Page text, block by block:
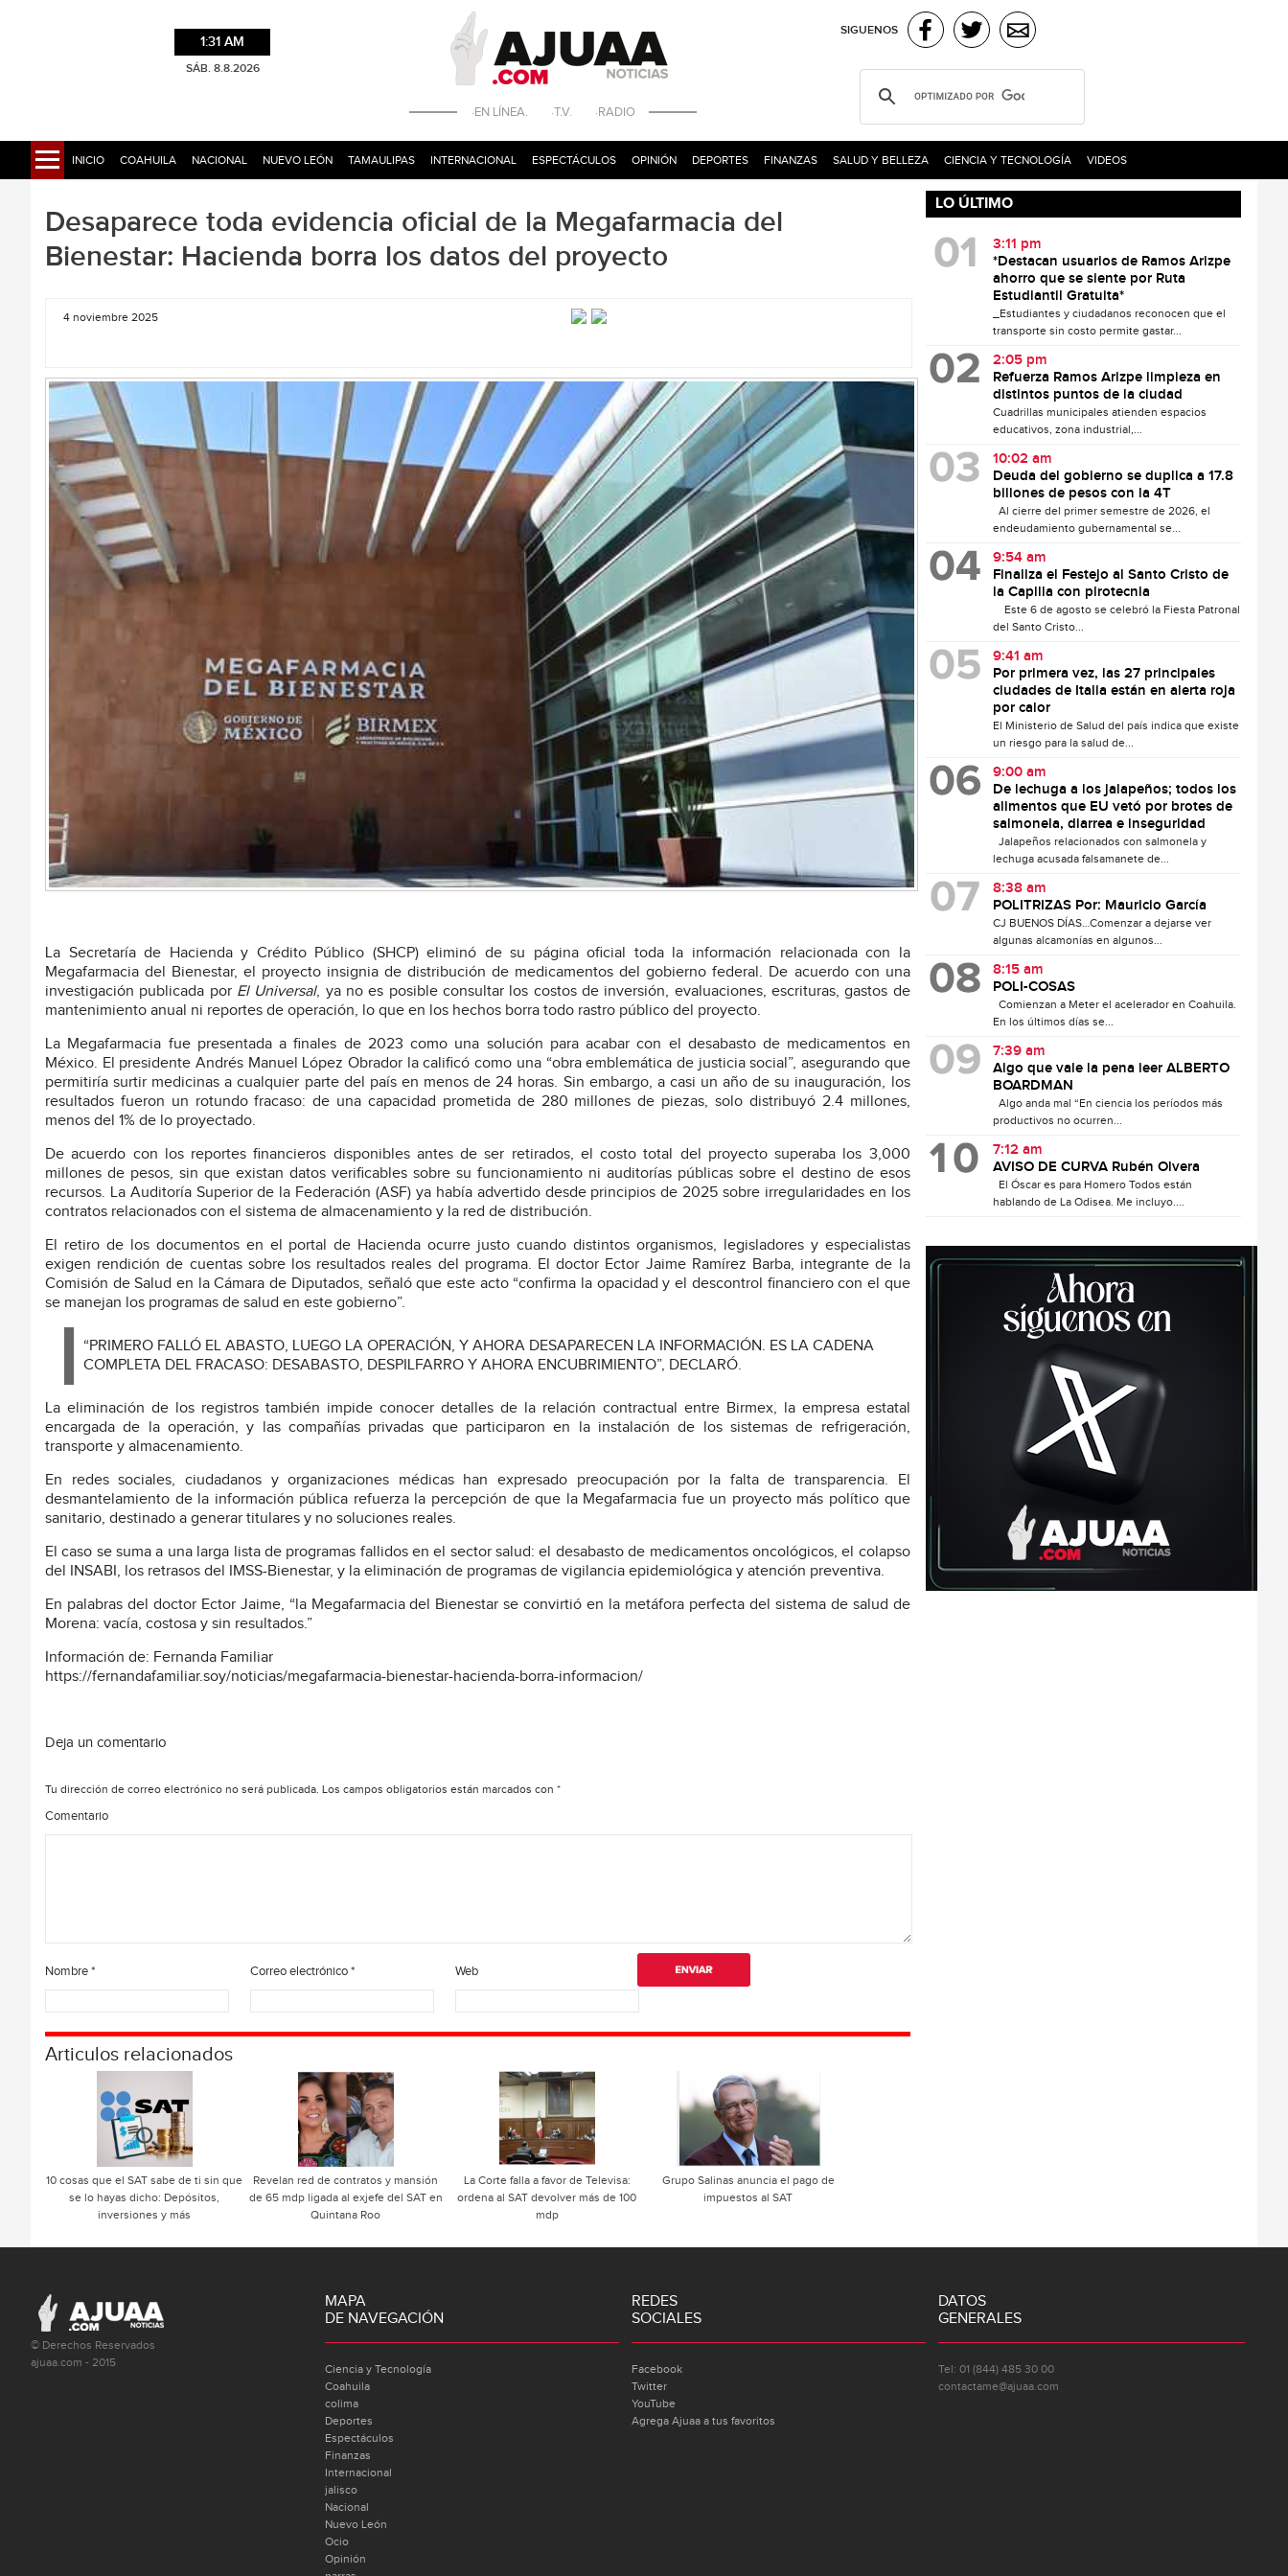
1:31 AM
SÁB. 8.8.2026
·EN LÍNEA. ·T.V. ·RADIO
SIGUENOS
INICIO COAHUILA NACIONAL NUEVO LEÓN TAMAULIPAS INTERNACIONAL ESPECTÁCULOS OPINIÓN DEPORTES FINANZAS SALUD Y BELLEZA CIENCIA Y TECNOLOGÍA VIDEOS
Desaparece toda evidencia oficial de la Megafarmacia del
Bienestar: Hacienda borra los datos del proyecto
4 noviembre 2025
La Secretaría de Hacienda y Crédito Público (SHCP) eliminó de su página oficial toda la información relacionada con la
Megafarmacia del Bienestar, el proyecto insignia de distribución de medicamentos del gobierno federal. De acuerdo con una
investigación publicada por El Universal, ya no es posible consultar los costos de inversión, evaluaciones, escrituras, gastos de
mantenimiento anual ni reportes de operación, lo que en los hechos borra todo rastro público del proyecto.
La Megafarmacia fue presentada a finales de 2023 como una solución para acabar con el desabasto de medicamentos en
México. El presidente Andrés Manuel López Obrador la calificó como una “obra emblemática de justicia social”, asegurando que
permitiría surtir medicinas a cualquier parte del país en menos de 24 horas. Sin embargo, a casi un año de su inauguración, los
resultados fueron un rotundo fracaso: de una capacidad prometida de 280 millones de piezas, solo distribuyó 2.4 millones,
menos del 1% de lo proyectado.
De acuerdo con los reportes financieros disponibles antes de ser retirados, el costo total del proyecto superaba los 3,000
millones de pesos, sin que existan datos verificables sobre su funcionamiento ni auditorías públicas sobre el destino de esos
recursos. La Auditoría Superior de la Federación (ASF) ya había advertido desde principios de 2025 sobre irregularidades en los
contratos relacionados con el sistema de almacenamiento y la red de distribución.
El retiro de los documentos en el portal de Hacienda ocurre justo cuando distintos organismos, legisladores y especialistas
exigen rendición de cuentas sobre los resultados reales del programa. El doctor Ector Jaime Ramírez Barba, integrante de la
Comisión de Salud en la Cámara de Diputados, señaló que este acto “confirma la opacidad y el descontrol financiero con el que
se manejan los programas de salud en este gobierno”.
“PRIMERO FALLÓ EL ABASTO, LUEGO LA OPERACIÓN, Y AHORA DESAPARECEN LA INFORMACIÓN. ES LA CADENA
COMPLETA DEL FRACASO: DESABASTO, DESPILFARRO Y AHORA ENCUBRIMIENTO”, DECLARÓ.
La eliminación de los registros también impide conocer detalles de la relación contractual entre Birmex, la empresa estatal
encargada de la operación, y las compañías privadas que participaron en la instalación de los sistemas de refrigeración,
transporte y almacenamiento.
En redes sociales, ciudadanos y organizaciones médicas han expresado preocupación por la falta de transparencia. El
desmantelamiento de la información pública refuerza la percepción de que la Megafarmacia fue un proyecto más político que
sanitario, destinado a generar titulares y no soluciones reales.
El caso se suma a una larga lista de programas fallidos en el sector salud: el desabasto de medicamentos oncológicos, el colapso
del INSABI, los retrasos del IMSS-Bienestar, y la eliminación de programas de vigilancia epidemiológica y atención preventiva.
En palabras del doctor Ector Jaime, “la Megafarmacia del Bienestar se convirtió en la metáfora perfecta del sistema de salud de
Morena: vacía, costosa y sin resultados.”
Información de: Fernanda Familiar
https://fernandafamiliar.soy/noticias/megafarmacia-bienestar-hacienda-borra-informacion/
Deja un comentario
Tu dirección de correo electrónico no será publicada. Los campos obligatorios están marcados con *
Comentario
Nombre* Correo electrónico* Web
Articulos relacionados
10 cosas que el SAT sabe de ti sin que
se lo hayas dicho: Depósitos,
inversiones y más
Revelan red de contratos y mansión
de 65 mdp ligada al exjefe del SAT en
Quintana Roo
La Corte falla a favor de Televisa:
ordena al SAT devolver más de 100
mdp
Grupo Salinas anuncia el pago de
impuestos al SAT
LO ÚLTIMO
3:11 pm
*Destacan usuarios de Ramos Arizpe
ahorro que se siente por Ruta
Estudiantil Gratuita*
_Estudiantes y ciudadanos reconocen que el
transporte sin costo permite gastar...
2:05 pm
Refuerza Ramos Arizpe limpieza en
distintos puntos de la ciudad
Cuadrillas municipales atienden espacios
educativos, zona industrial,...
10:02 am
Deuda del gobierno se duplica a 17.8
billones de pesos con la 4T
Al cierre del primer semestre de 2026, el
endeudamiento gubernamental se...
9:54 am
Finaliza el Festejo al Santo Cristo de
la Capilla con pirotecnia
Este 6 de agosto se celebró la Fiesta Patronal
del Santo Cristo...
9:41 am
Por primera vez, las 27 principales
ciudades de Italia están en alerta roja
por calor
El Ministerio de Salud del país indica que existe
un riesgo para la salud de...
9:00 am
De lechuga a los jalapeños; todos los
alimentos que EU vetó por brotes de
salmonela, diarrea e inseguridad
Jalapeños relacionados con salmonela y
lechuga acusada falsamanete de...
8:38 am
POLITRIZAS Por: Mauricio García
CJ BUENOS DÍAS…Comenzar a dejarse ver
algunas alcamonías en algunos...
8:15 am
POLI-COSAS
Comienzan a Meter el acelerador en Coahuila.
En los últimos días se...
7:39 am
Algo que vale la pena leer ALBERTO
BOARDMAN
Algo anda mal “En ciencia los períodos más
productivos no ocurren...
7:12 am
AVISO DE CURVA Rubén Olvera
El Óscar es para Homero Todos están
hablando de La Odisea. Me incluyo....
© Derechos Reservados
ajuaa.com - 2015
MAPA
DE NAVEGACIÓN
Ciencia y Tecnología
Coahuila
colima
Deportes
Espectáculos
Finanzas
Internacional
jalisco
Nacional
Nuevo León
Ocio
Opinión
REDES
SOCIALES
Facebook
Twitter
YouTube
Agrega Ajuaa a tus favoritos
DATOS
GENERALES
Tel: 01 (844) 485 30 00
contactame@ajuaa.com